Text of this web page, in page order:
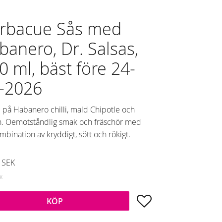
Sås med
Dr. Salsas,
ml, bäst före 24-
2026
på Habanero chilli, mald Chipotle och
Oemotståndlig smak och fräschör med
av kryddigt, sött och rökigt.
pris:
SEK
pris:
KÖP Lägg till i favoriter